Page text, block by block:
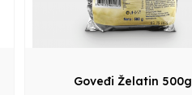
Goveđi Želatin 500g